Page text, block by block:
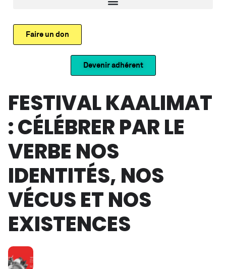
Faire un don
Devenir adhérent
FESTIVAL KAALIMAT
: CÉLÉBRER PAR LE
VERBE NOS
IDENTITÉS, NOS
VÉCUS ET NOS
EXISTENCES